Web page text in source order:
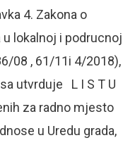
4. Zakona o
lokalnoj i podrucnoj
08 , 61/11i 4/2018),
utvrduje L I S T U
za radno mjesto
u Uredu grada,